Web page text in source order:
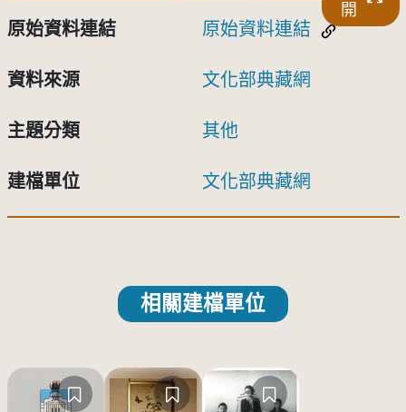
開
原始資料連結 原始資料連結
資料來源 文化部典藏網
主題分類 其他
建檔單位 文化部典藏網
相關建檔單位